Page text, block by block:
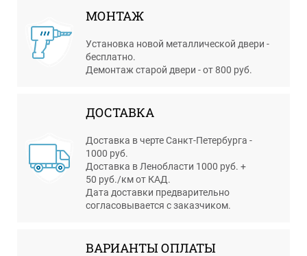
МОНТАЖ
Установка новой металлической двери -
бесплатно.
Демонтаж старой двери - от 800 руб.
ДОСТАВКА
Доставка в черте Санкт-Петербурга -
1000 руб.
Доставка в Ленобласти 1000 руб. +
50 руб./км от КАД.
Дата доставки предварительно
согласовывается с заказчиком.
ВАРИАНТЫ ОПЛАТЫ